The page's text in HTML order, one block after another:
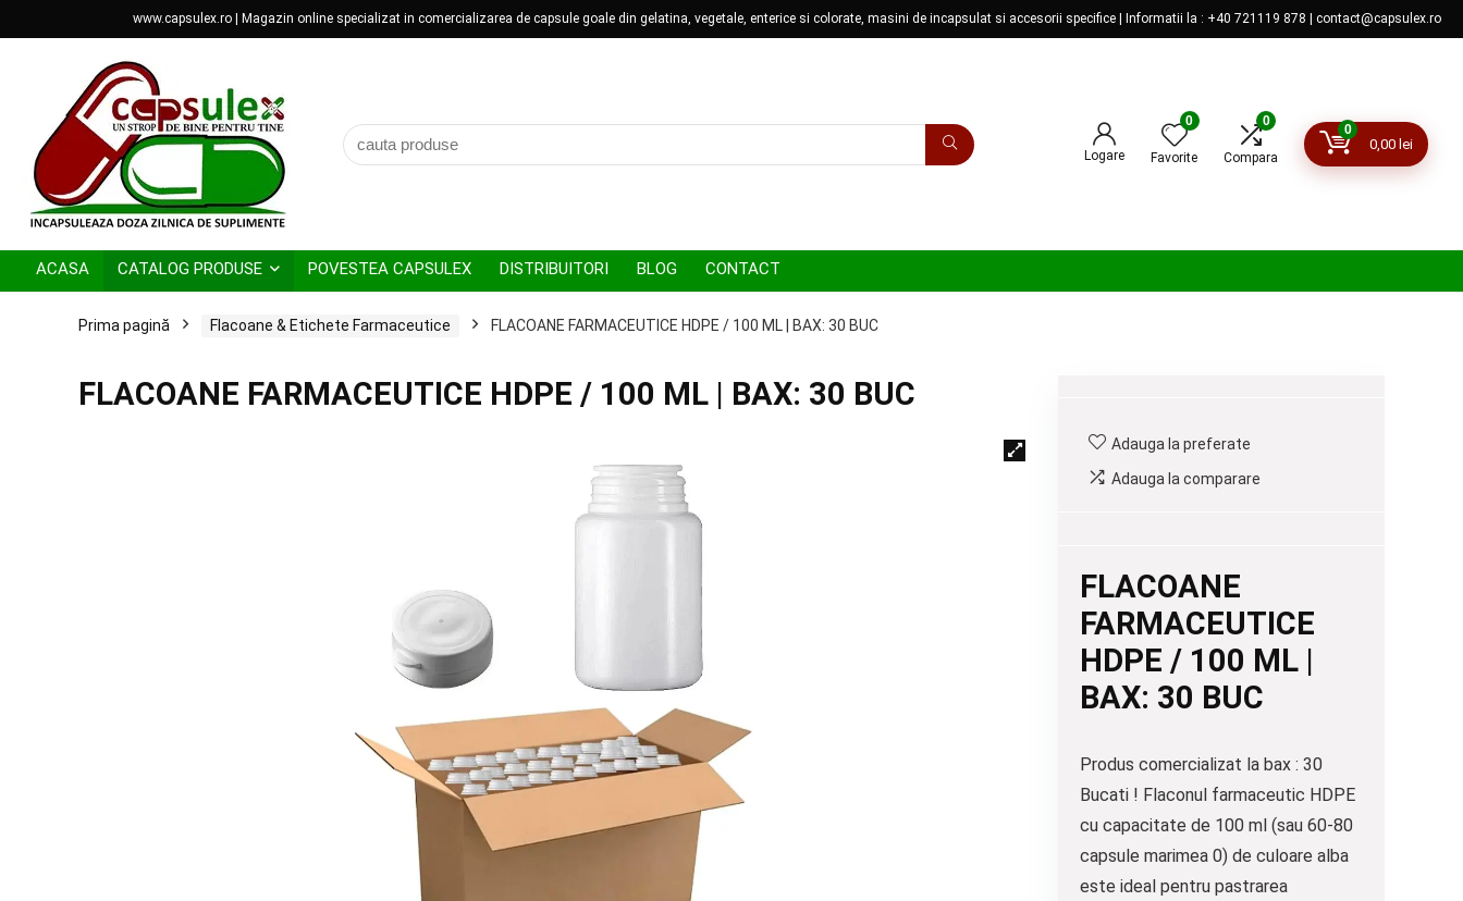
www.capsulex.ro | Magazin online specializat in comercializarea de capsule goale din gelatina, vegetale, enterice si colorate, masini de incapsulat si accesorii specifice | Informatii la : +40 721119 878 | contact@capsulex.ro
Logare
0
Favorite
0
Compara
0
0,00 lei
ACASA CATALOG PRODUSE POVESTEA CAPSULEX DISTRIBUITORI BLOG CONTACT
Prima pagină Flacoane & Etichete Farmaceutice FLACOANE FARMACEUTICE HDPE / 100 ML | BAX: 30 BUC
FLACOANE FARMACEUTICE HDPE / 100 ML | BAX: 30 BUC
Adauga la preferate
Adauga la comparare
FLACOANE
FARMACEUTICE
HDPE / 100 ML |
BAX: 30 BUC
Produs comercializat la bax : 30
Bucati ! Flaconul farmaceutic HDPE
cu capacitate de 100 ml (sau 60-80
capsule marimea 0) de culoare alba
este ideal pentru pastrarea